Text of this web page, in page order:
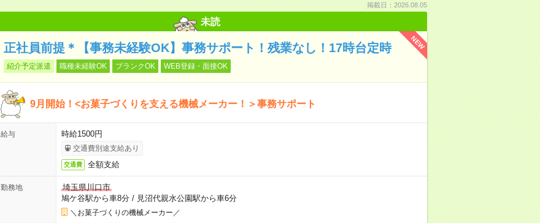
掲載日：2026.08.05
未読
NEW
正社員前提＊【事務未経験OK】事務サポート！残業なし！17時台定時
紹介予定派遣 職種未経験OK ブランクOK WEB登録・面接OK
9月開始！<お菓子づくりを支える機械メーカー！＞事務サポート
給与 時給1500円
交通費別途支給あり
交通費 全額支給
勤務地
埼玉県川口市
鳩ケ谷駅から車8分/ 見沼代親水公園駅から車6分
＼お菓子づくりの機械メーカー／